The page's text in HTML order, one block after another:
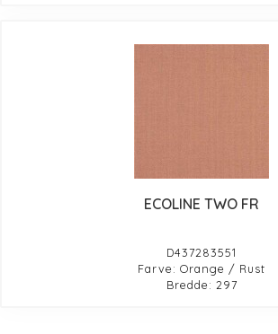
ECOLINE TWO FR
D437283551
Farve: Orange / Rust
Bredde: 297